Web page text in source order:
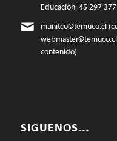
Educación: 45 297
munitco@temuco.cl
webmaster@temuco.cl
contenido)
SIGUENOS…